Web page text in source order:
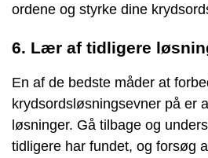
ordene og styrke dine
6. Lær af tidligere
En af de bedste måder at
krydsordsløsningsevner på er
løsninger. Gå tilbage og
tidligere har fundet, og forsøg